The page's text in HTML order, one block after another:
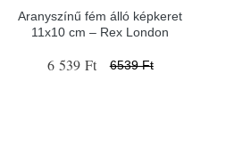
Aranyszínű fém álló képkeret
11x10 cm – Rex London
6 539 Ft 6539 Ft